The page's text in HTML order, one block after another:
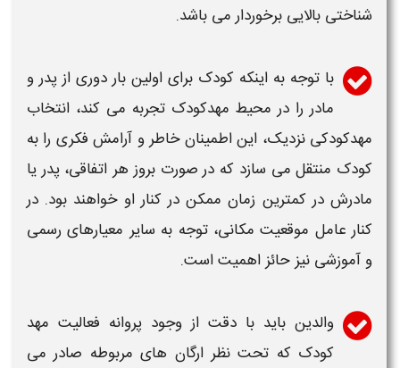
شناختی بالایی برخوردار می باشد.
با توجه به اینکه کودک برای اولین بار دوری از پدر و
مادر را در محیط مهدکودکتجربه می کند، انتخاب
مهدکودکی نزدیک، این اطمینان خاطر و آرامش فکری را به
کودک منتقل می سازد که در صورت بروز هر اتفاقی، پدر یا
مادرش در کمترین زمان ممکن در کنار او خواهند بود. در
کنار عامل موقعیت مکانی، توجه به سایر معیارهای رسمی
و آموزشی نیز حائز اهمیت است.
والدین باید با دقت از وجود پروانه فعالیت مهد
کودک که تحت نظر ارگان های مربوطه صادر می